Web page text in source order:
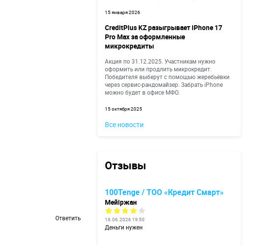
15 января 2026
CreditPlus KZ разыгрывает iPhone 17
Pro Max за оформленные
микрокредиты
Акция по 31.12.2025. Участникам нужно
оформить или продлить микрокредит.
Победителя выберут с помощью жеребьёвки
через сервис-рандомайзер. Забрать iPhone
можно будет в офисе МФО.
15 октября 2025
Все новости
Отзывы
100Tenge / ТОО «Кредит Смарт»
Мейіржан
16.06.2026 19:50
Деньги нужен
Ответить